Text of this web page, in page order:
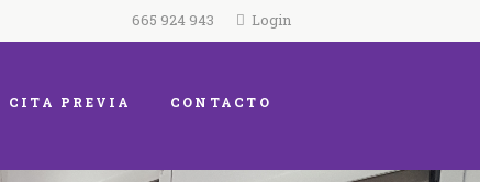
665 924 943 Login
CITA PREVIA CONTACTO